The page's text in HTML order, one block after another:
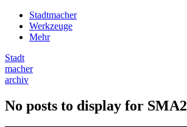
Stadtmacher
Werkzeuge
Mehr
Stadt
macher
archiv
No posts to display for SMA2